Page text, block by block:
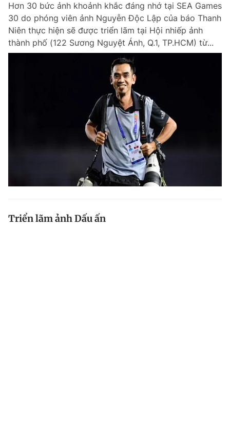
Hơn 30 bức ảnh khoảnh khắc đáng nhớ tại SEA Games
30 do phóng viên ảnh Nguyễn Độc Lập của báo Thanh
Niên thực hiện sẽ được triển lãm tại Hội nhiếp ảnh
thành phố (122 Sương Nguyệt Ánh, Q.1, TP.HCM) từ...
Triển lãm ảnh Dấu ấn